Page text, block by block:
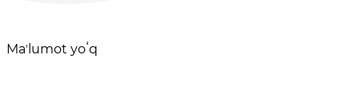
Maʼlumot yoʻq